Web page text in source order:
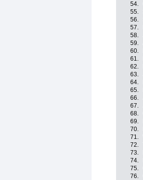
54.
55.
56.
57.
58.
59.
60.
61.
62.
63.
64.
65.
66.
67.
68.
69.
70.
71.
72.
73.
74.
75.
76.